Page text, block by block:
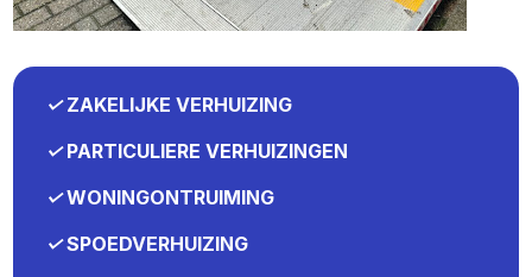
✓ZAKELIJKE VERHUIZING
✓PARTICULIERE VERHUIZINGEN
✓WONINGONTRUIMING
✓SPOEDVERHUIZING